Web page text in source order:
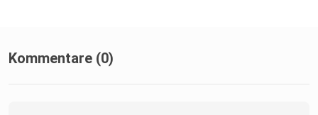
Kommentare (0)